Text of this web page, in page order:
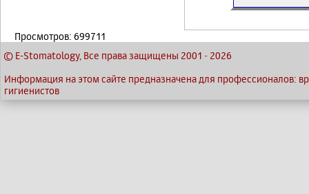
Просмотров: 699711
© E-Stomatology, Все права защищены 2001 - 2026
Информация на этом сайте предназначена для профессионалов:
гигиенистов